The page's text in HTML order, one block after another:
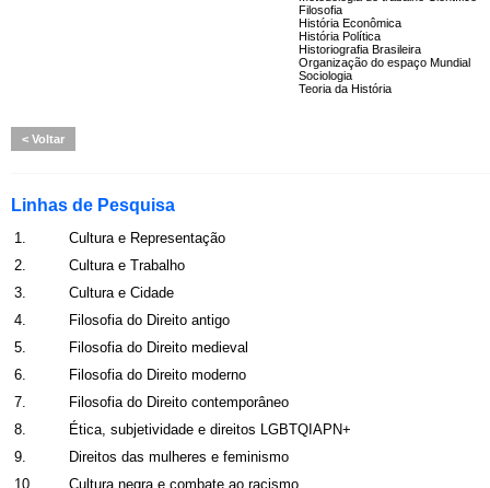
Filosofia
História Econômica
História Política
Historiografia Brasileira
Organização do espaço Mundial
Sociologia
Teoria da História
Voltar
Linhas de Pesquisa
1.
Cultura e Representação
2.
Cultura e Trabalho
3.
Cultura e Cidade
4.
Filosofia do Direito antigo
5.
Filosofia do Direito medieval
6.
Filosofia do Direito moderno
7.
Filosofia do Direito contemporâneo
8.
Ética, subjetividade e direitos LGBTQIAPN+
9.
Direitos das mulheres e feminismo
10.
Cultura negra e combate ao racismo